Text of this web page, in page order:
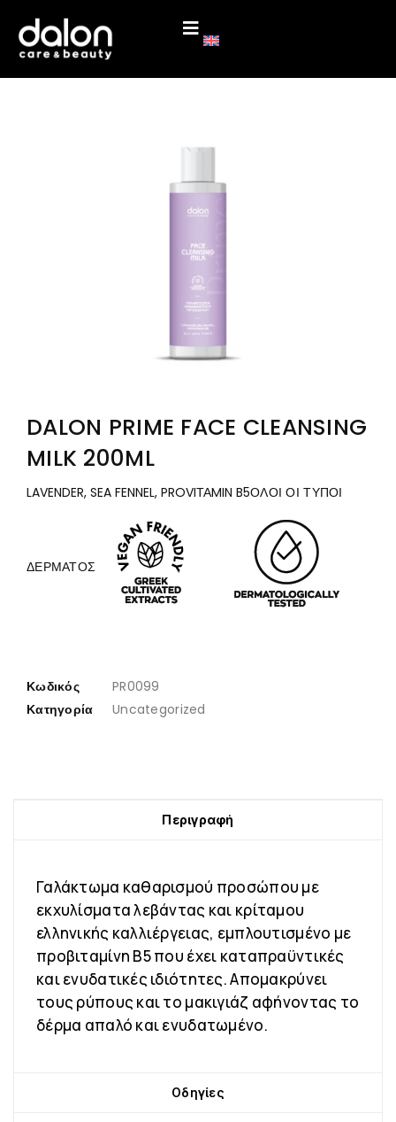
DALON PRIME FACE CLEANSING
MILK 200ML
LAVENDER, SEA FENNEL, PROVIΤΑMIN B5ΟΛΟΙ ΟΙ ΤΥΠΟΙ
ΔΕΡΜΑΤΟΣ
Κωδικός
PR0099
Κατηγορία
Uncategorized
Περιγραφή
Γαλάκτωμα καθαρισμού προσώπου με
εκχυλίσματα λεβάντας και κρίταμου
ελληνικής καλλιέργειας, εμπλουτισμένο με
προβιταμίνη Β5 που έχει καταπραϋντικές
και ενυδατικές ιδιότητες. Απομακρύνει
τους ρύπους και το μακιγιάζ αφήνοντας το
δέρμα απαλό και ενυδατωμένο.
Οδηγίες